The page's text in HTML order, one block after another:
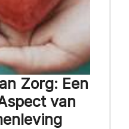
Zorg: Een
van